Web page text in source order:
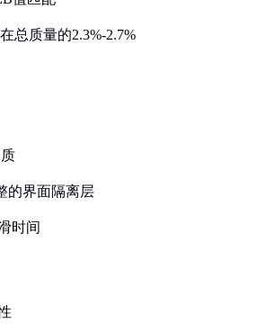
总质量的2.3%-2.7%
的界面隔离层
时间